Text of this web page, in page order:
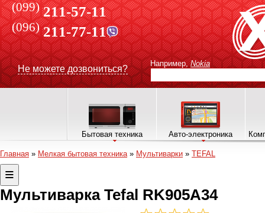
(099) 211-57-11
(096)211-77-11
Не можете дозвониться?
Например, Nokia
Бытовая техника Авто-электроника
Главная » Мелкая бытовая техника» Мультиварки » TEFAL
Мультиварка Tefal RK905A34